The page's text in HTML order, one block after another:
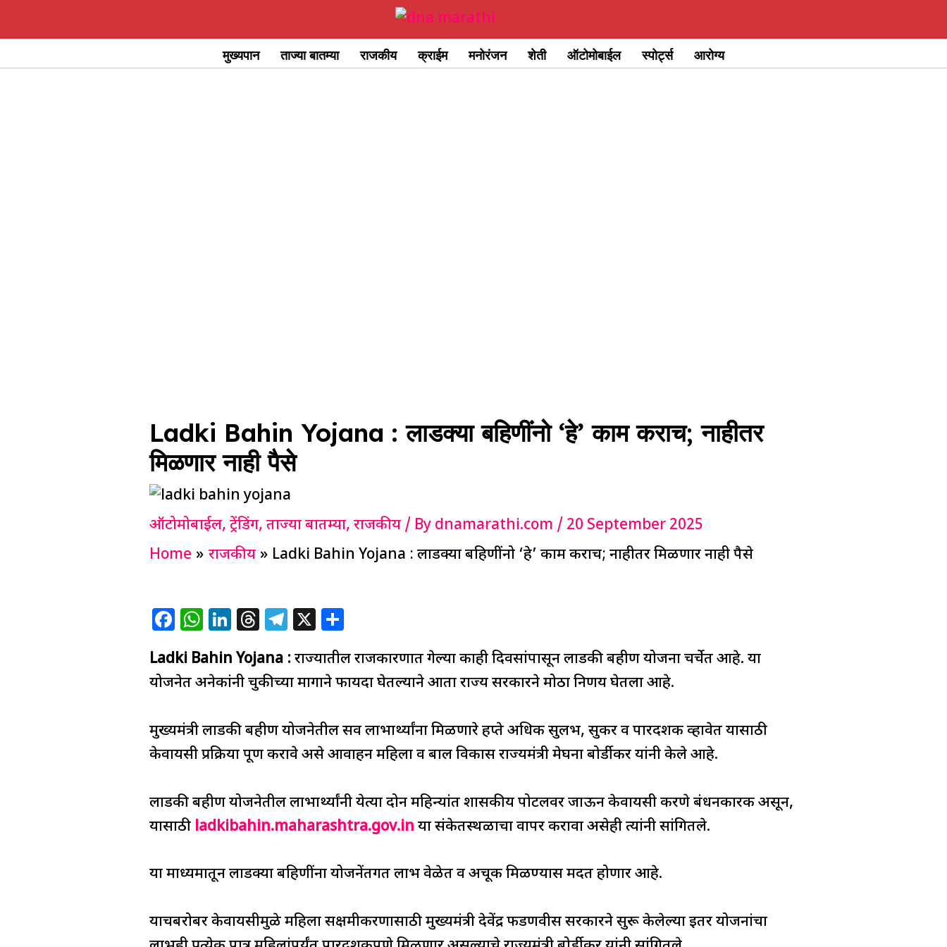
to
मुख्यपान ताज्या बातम्या राजकीय क्राईम मनोरंजन शेती ऑटोमोबाईल स्पोर्ट्स आरोग्य
Ladki Bahin Yojana : लाडक्या बहिणींनो ‘हे’ काम कराच; नाहीतर
मिळणार नाही पैसे
ऑटोमोबाईल,ट्रेंडिंग,ताज्या बातम्या,राजकीय / By dnamarathi.com / 20 September 2025
Home
राजकीय Ladki Bahin Yojana : लाडक्या बहिणींनो ‘हे’ काम कराच; नाहीतर मिळणार नाही पैसे
F
c
e
o
o
W
at
s
p
p
Li
k
e
n
T
re
a
s
T
e
g
m
X
ar
e
Ladki Bahin Yojana : राज्यातील राजकारणात गेल्या काही दिवसांपासून लाडकी बहीण योजना चर्चेत आहे. या
योजनेत अनेकांनी चुकीच्या मार्गाने फायदा घेतल्याने आता राज्य सरकारने मोठा निर्णय घेतला आहे.
मुख्यमंत्री लाडकी बहीण योजनेतील सर्व लाभार्थ्यांना मिळणारे हप्ते अधिक सुलभ, सुकर व पारदर्शक व्हावेत यासाठी
केवायसी प्रक्रिया पूर्ण करावे असे आवाहन महिला व बाल विकास राज्यमंत्री मेघना बोर्डीकर यांनी केले आहे.
लाडकी बहीण योजनेतील लाभार्थ्यांनी येत्या दोन महिन्यांत शासकीय पोर्टलवर जाऊन केवायसी करणे बंधनकारक असून,
यासाठी ladkibahin.maharashtra.gov.in या संकेतस्थळाचा वापर करावा असेही त्यांनी सांगितले.
या माध्यमातून लाडक्या बहिणींना योजनेंतर्गत लाभ वेळेत व अचूक मिळण्यास मदत होणार आहे.
याचबरोबर केवायसीमुळे महिला सक्षमीकरणासाठी मुख्यमंत्री देवेंद्र फडणवीस सरकारने सुरू केलेल्या इतर योजनांचा